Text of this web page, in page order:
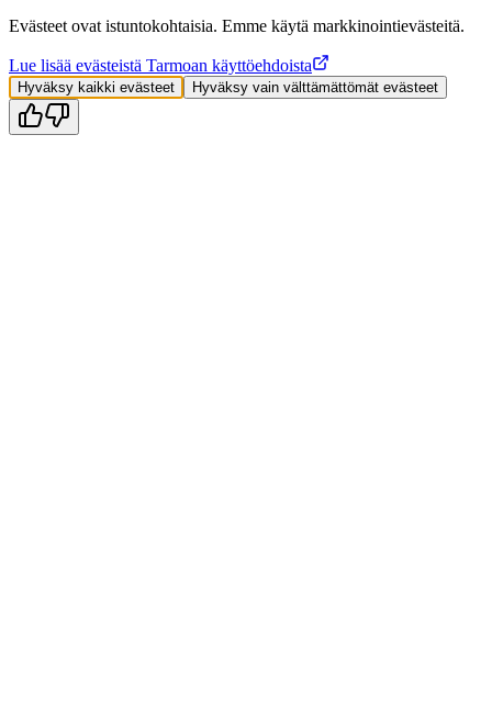
Evästeet ovat istuntokohtaisia. Emme käytä markkinointievästeitä.
Lue lisää evästeistä Tarmoan käyttöehdoista
Hyväksy kaikki evästeet Hyväksy vain välttämättömät evästeet